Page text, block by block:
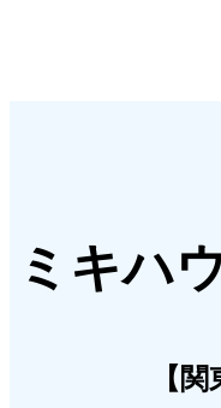
[年長/
ミのご
2026
育大学
2026
ミキハ
【